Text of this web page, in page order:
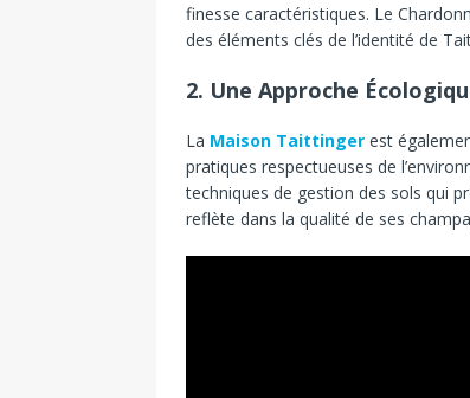
finesse caractéristiques. Le
des éléments clés de l’identité de
2. Une Approche
La Maison Taittinger est
pratiques respectueuses de
techniques de gestion des sols qui
reflète dans la qualité de ses